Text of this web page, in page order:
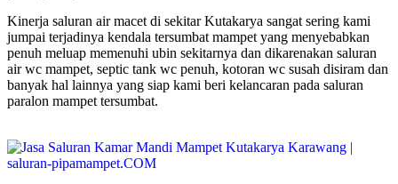
Kinerja saluran air macet di sekitar Kutakarya sangat sering kami
jumpai terjadinya kendala tersumbat mampet yang menyebabkan
penuh meluap memenuhi ubin sekitarnya dan dikarenakan saluran
air wc mampet, septic tank wc penuh, kotoran wc susah disiram dan
banyak hal lainnya yang siap kami beri kelancaran pada saluran
paralon mampet tersumbat.